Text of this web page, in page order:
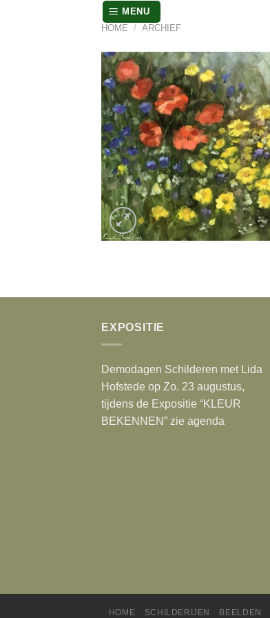
MENU
HOME / ARCHIEF
EXPOSITIE
Demodagen Schilderen met Lida
Hofstede op Zo. 23 augustus,
tijdens de Expositie “KLEUR
BEKENNEN” zie agenda
HOME SCHILDERIJEN BEELDEN